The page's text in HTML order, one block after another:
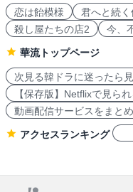
恋は飴模様
君へと続
殺し屋たちの店2
今、
華流トップページ
次見る韓ドラに迷ったら
【保存版】Netflixで見ら
動画配信サービスをまと
アクセスランキング